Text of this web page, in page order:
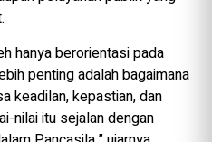
hanya berorientasi pada
penting adalah bagaimana
keadilan, kepastian, dan
nilai itu sejalan dengan